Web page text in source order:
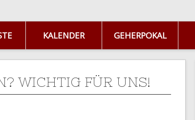
KALENDER GEHERPOKAL
WICHTIG FÜR UNS!